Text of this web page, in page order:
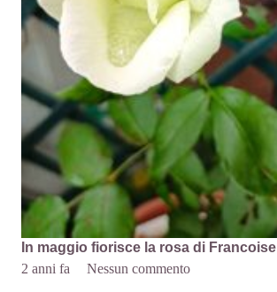
In maggio fiorisce la rosa di Francoise
2 anni fa
Nessun commento